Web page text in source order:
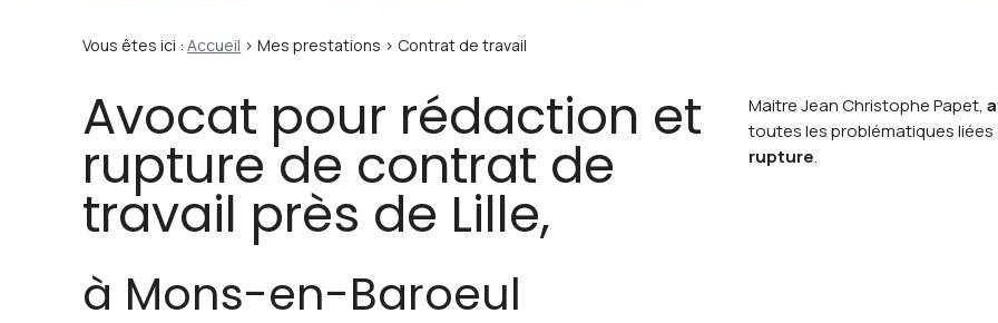
Vous êtes ici : Accueil >Mes prestations > Contrat de travail
Avocat pour rédaction et
rupture de contrat de
travail près de Lille,
à Mons-en-Baroeul
Maitre Jean Christophe Papet,
toutes les problématiques
rupture.